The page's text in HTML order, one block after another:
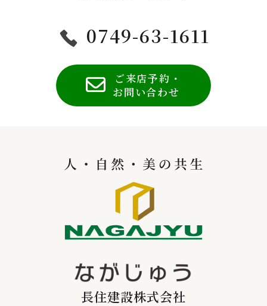
0749-63-1611
ご来店予約・
お問い合わせ
長住建設株式会社